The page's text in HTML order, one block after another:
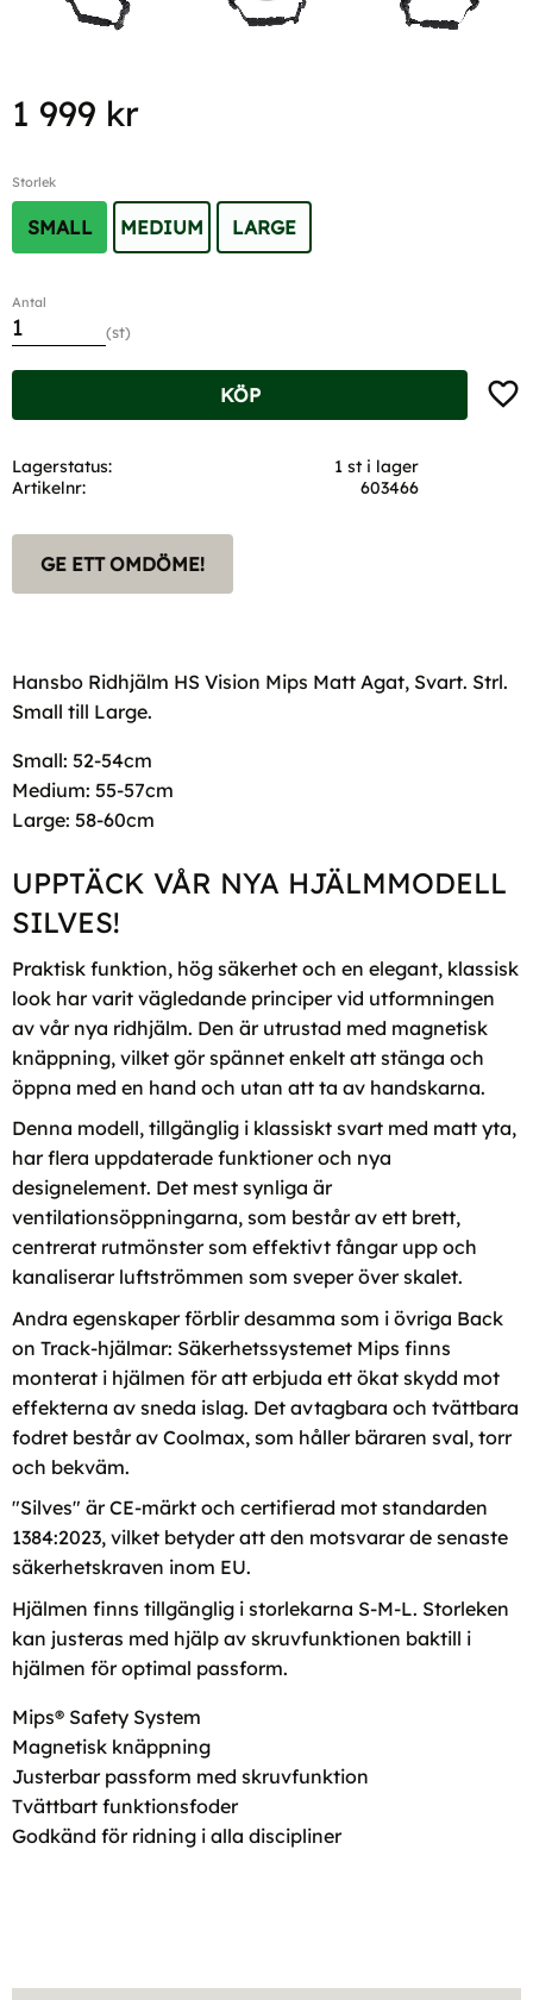
1 999 kr
Storlek
SMALL MEDIUM LARGE
Antal
st
KÖP
Lagerstatus
1 st i lager
Artikelnr
603466
GE ETT OMDÖME!
Hansbo Ridhjälm HS Vision Mips Matt Agat, Svart. Strl.
Small till Large.
Small: 52-54cm
Medium: 55-57cm
Large: 58-60cm
UPPTÄCK VÅR NYA HJÄLMMODELL
SILVES!
Praktisk funktion, hög säkerhet och en elegant, klassisk
look har varit vägledande principer vid utformningen
av vår nya ridhjälm. Den är utrustad med magnetisk
knäppning, vilket gör spännet enkelt att stänga och
öppna med en hand och utan att ta av handskarna.
Denna modell, tillgänglig i klassiskt svart med matt yta,
har flera uppdaterade funktioner och nya
designelement. Det mest synliga är
ventilationsöppningarna, som består av ett brett,
centrerat rutmönster som effektivt fångar upp och
kanaliserar luftströmmen som sveper över skalet.
Andra egenskaper förblir desamma som i övriga Back
on Track-hjälmar: Säkerhetssystemet Mips finns
monterat i hjälmen för att erbjuda ett ökat skydd mot
effekterna av sneda islag. Det avtagbara och tvättbara
fodret består av Coolmax, som håller bäraren sval, torr
och bekväm.
"Silves" är CE-märkt och certifierad mot standarden
1384:2023, vilket betyder att den motsvarar de senaste
säkerhetskraven inom EU.
Hjälmen finns tillgänglig i storlekarna S-M-L. Storleken
kan justeras med hjälp av skruvfunktionen baktill i
hjälmen för optimal passform.
Mips® Safety System
Magnetisk knäppning
Justerbar passform med skruvfunktion
Tvättbart funktionsfoder
Godkänd för ridning i alla discipliner